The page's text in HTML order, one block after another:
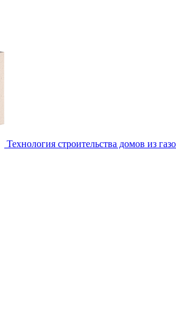
Технология строительства домов из